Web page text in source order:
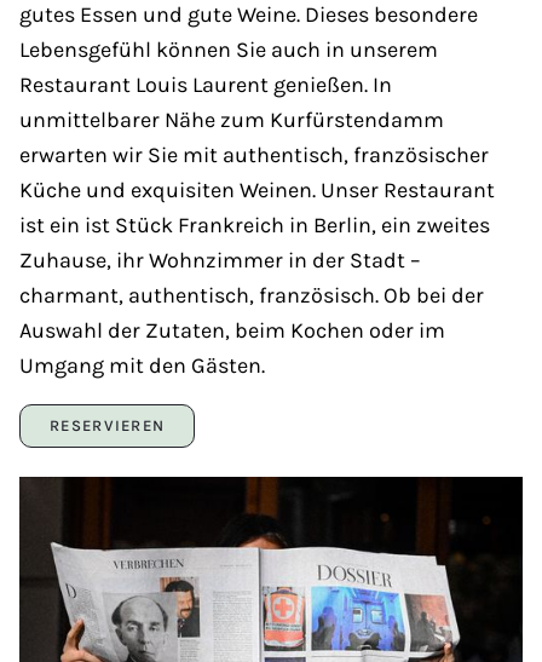
gutes Essen und gute Weine. Dieses besondere
Lebensgefühl können Sie auch in unserem
Restaurant Louis Laurent genießen. In
unmittelbarer Nähe zum Kurfürstendamm
erwarten wir Sie mit authentisch, französischer
Küche und exquisiten Weinen. Unser Restaurant
ist ein ist Stück Frankreich in Berlin, ein zweites
Zuhause, ihr Wohnzimmer in der Stadt –
charmant, authentisch, französisch. Ob bei der
Auswahl der Zutaten, beim Kochen oder im
Umgang mit den Gästen.
RESERVIEREN